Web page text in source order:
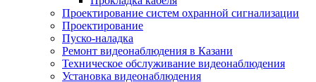
Проектирование систем охранной сигнализации
Проектирование
Пуско-наладка
Ремонт видеонаблюдения в Казани
Техническое обслуживание видеонаблюдения
Установка видеонаблюдения